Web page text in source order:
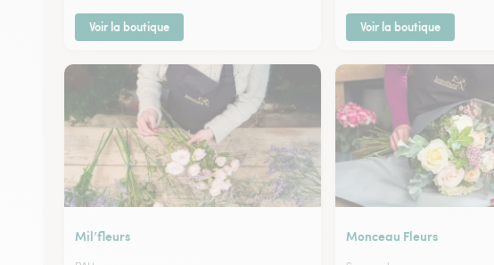
Voir la boutique Voir la boutique
Mil’fleurs Monceau Fleurs